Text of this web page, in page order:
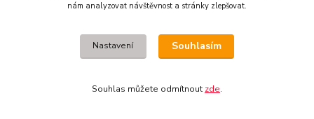
680 CZK
bez DPH
dostupnost dle
externího skladu
nám analyzovat návštěvnost a stránky zlepšovat.
Nastavení Souhlasím
Souhlas můžete odmítnout zde.